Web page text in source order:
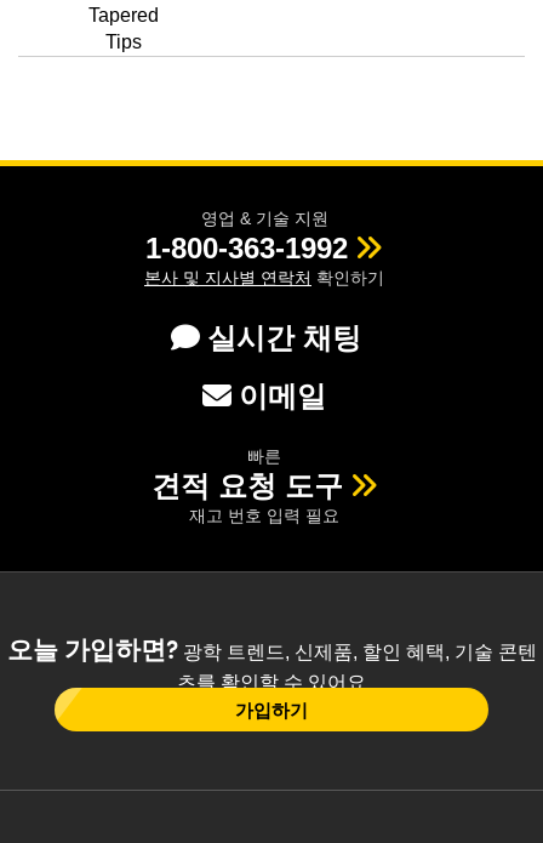
Tapered
Tips
영업 & 기술 지원
1-800-363-1992
본사 및 지사별 연락처 확인하기
실시간 채팅
이메일
빠른
견적 요청 도구
재고 번호 입력 필요
오늘 가입하면?광학 트렌드, 신제품, 할인 혜택, 기술 콘텐
츠를 확인할 수 있어요
가입하기